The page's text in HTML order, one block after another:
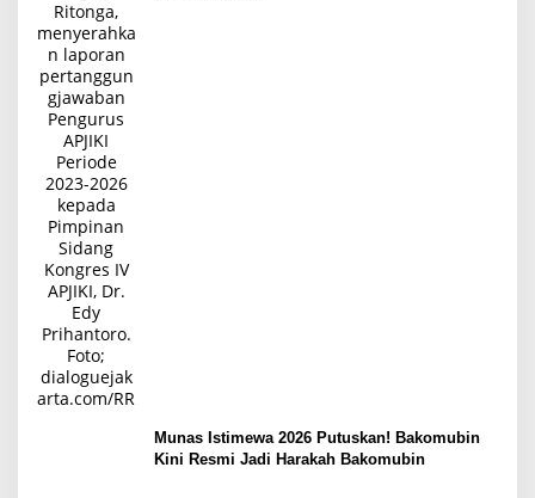
Munas Istimewa 2026 Putuskan! Bakomubin
Kini Resmi Jadi Harakah Bakomubin